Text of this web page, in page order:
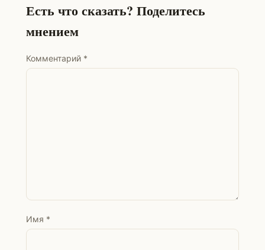
Есть что сказать? Поделитесь
мнением
Комментарий *
Имя *